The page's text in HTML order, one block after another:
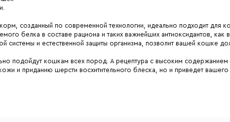
созданный по современной технологии, идеально подходит для
белка в составе рациона и таких важнейших антиоксидантов,
системы и естественной защиты организма, позволит вашей кошке
подойдут кошкам всех пород. А рецептура с высоким
и приданию шерсти восхитительного блеска, но и приведет вашего